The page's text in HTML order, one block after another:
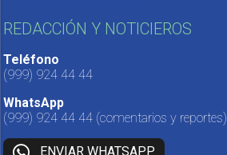
REDACCIÓN Y NOTICIEROS
Teléfono
(999) 924 44 44
WhatsApp
(999) 924 44 44 (comentarios y reportes)
ENVIAR WHATSAPP